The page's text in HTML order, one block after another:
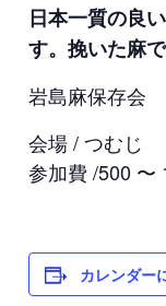
日本一質の良
す。挽いた麻
岩島麻保存会
会場 / つむじ
参加費 /500 〜
カレンダー